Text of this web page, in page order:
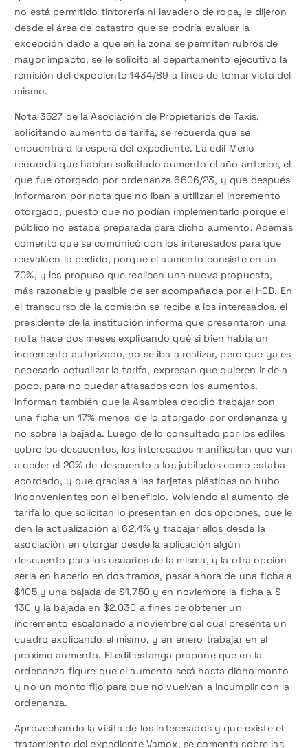
no está permitido tintorería ni lavadero de ropa, le dijeron
desde el área de catastro que se podría evaluar la
excepción dado a que en la zona se permiten rubros de
mayor impacto, se le solicitó al departamento ejecutivo la
remisión del expediente 1434/89 a fines de tomar vista del
mismo.
Nota 3527 de la Asociación de Propietarios de Taxis,
solicitando aumento de tarifa, se recuerda que se
encuentra a la espera del expediente. La edil Merlo
recuerda que habían solicitado aumento el año anterior, el
que fue otorgado por ordenanza 6606/23, y que después
informaron por nota que no iban a utilizar el incremento
otorgado, puesto que no podían implementarlo porque el
público no estaba preparada para dicho aumento. Además
comentó que se comunicó con los interesados para que
reevalúen lo pedido, porque el aumento consiste en un
70%, y les propuso que realicen una nueva propuesta,
más razonable y pasible de ser acompañada por el HCD. En
el transcurso de la comisión se recibe a los interesados, el
presidente de la institución informa que presentaron una
nota hace dos meses explicando qué si bien había un
incremento autorizado, no se iba a realizar, pero que ya es
necesario actualizar la tarifa, expresan que quieren ir de a
poco, para no quedar atrasados con los aumentos.
Informan también que la Asamblea decidió trabajar con
una ficha un 17% menos de lo otorgado por ordenanza y
no sobre la bajada. Luego de lo consultado por los ediles
sobre los descuentos, los interesados manifiestan que van
a ceder el 20% de descuento a los jubilados como estaba
acordado, y que gracias a las tarjetas plásticas no hubo
inconvenientes con el beneficio. Volviendo al aumento de
tarifa lo que solicitan lo presentan en dos opciones, que le
den la actualización al 62,4% y trabajar ellos desde la
asociación en otorgar desde la aplicación algún
descuento para los usuarios de la misma, y la otra opcion
seria en hacerlo en dos tramos, pasar ahora de una ficha a
$105 y una bajada de $1.750 y en noviembre la ficha a $
130 y la bajada en $2.030 a fines de obtener un
incremento escalonado a noviembre del cual presenta un
cuadro explicando el mismo, y en enero trabajar en el
próximo aumento. El edil estanga propone que en la
ordenanza figure que el aumento será hasta dicho monto
y no un monto fijo para que no vuelvan a incumplir con la
ordenanza.
Aprovechando la visita de los interesados y que existe el
tratamiento del expediente Vamox, se comenta sobre las